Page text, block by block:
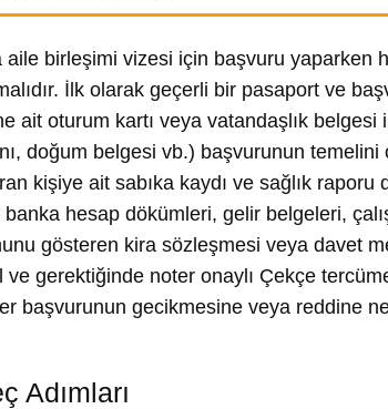
aile birleşimi vizesi için başvuru yaparken
İlk olarak geçerli bir pasaport ve
ait oturum kartı veya vatandaşlık
doğum belgesi vb.) başvurunun
kişiye ait sabıka kaydı ve sağlık raporu
hesap dökümleri, gelir belgeleri,
gösteren kira sözleşmesi veya davet
ve gerektiğinde noter onaylı Çekçe
başvurunun gecikmesine veya reddine
Adımları